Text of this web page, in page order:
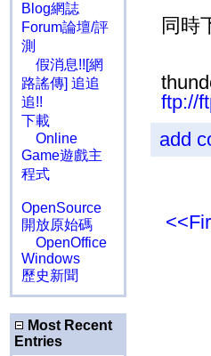
Blog網誌
Forum論壇/評
測
假消息!![網
路謠傳] 追追
追!!
下載
Online
Game遊戲主
程式
OpenSource
開放原始碼
OpenOffice
Windows
歷史新聞
Most Recent
Entries
同時
ftp://
add